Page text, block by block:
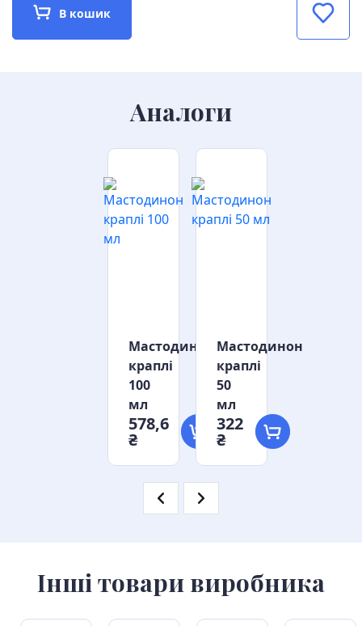
В кошик
Аналоги
Мастодинон
краплі
100
мл
578,6
₴
Мастодинон
краплі
50
мл
322
₴
Інші товари виробника